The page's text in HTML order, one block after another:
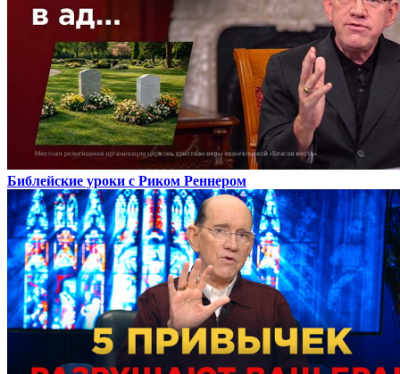
Библейские уроки с Риком Реннером